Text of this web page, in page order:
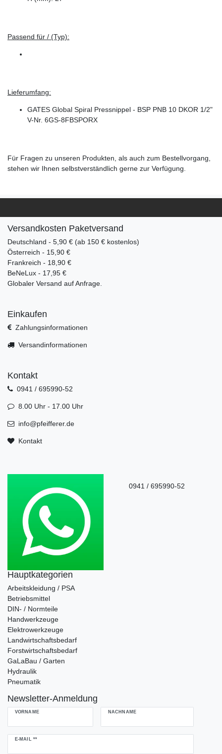
Passend für / (Typ):
Lieferumfang:
GATES Global Spiral Pressnippel - BSP PNB 10 DKOR 1/2"
V-Nr. 6GS-8FBSPORX
Für Fragen zu unseren Produkten, als auch zum Bestellvorgang,
stehen wir Ihnen selbstverständlich gerne zur Verfügung.
Versandkosten Paketversand
Deutschland - 5,90 € (ab 150 € kostenlos)
Österreich - 15,90 €
Frankreich - 18,90 €
BeNeLux - 17,95 €
Globaler Versand auf Anfrage.
Einkaufen
Zahlungsinformationen
Versandinformationen
Kontakt
0941 / 695990-52
8.00 Uhr - 17.00 Uhr
info@pfeifferer.de
Kontakt
0941 / 695990-52
Hauptkategorien
Arbeitskleidung / PSA
Betriebsmittel
DIN- / Normteile
Handwerkzeuge
Elektrowerkzeuge
Landwirtschaftsbedarf
Forstwirtschaftsbedarf
GaLaBau / Garten
Hydraulik
Pneumatik
Newsletter-Anmeldung
VORNAME NACHNAME
E-MAIL **
Newsletter